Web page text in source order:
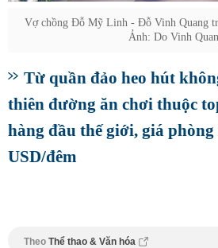
Vợ chồng Đỗ Mỹ Linh - Đỗ Vinh Quang
Ảnh: Do Vinh
Từ quần đảo heo hút
thiên đường ăn chơi thuộc
hàng đầu thế giới, giá phòng
USD/đêm
Theo Thể thao & Văn hóa